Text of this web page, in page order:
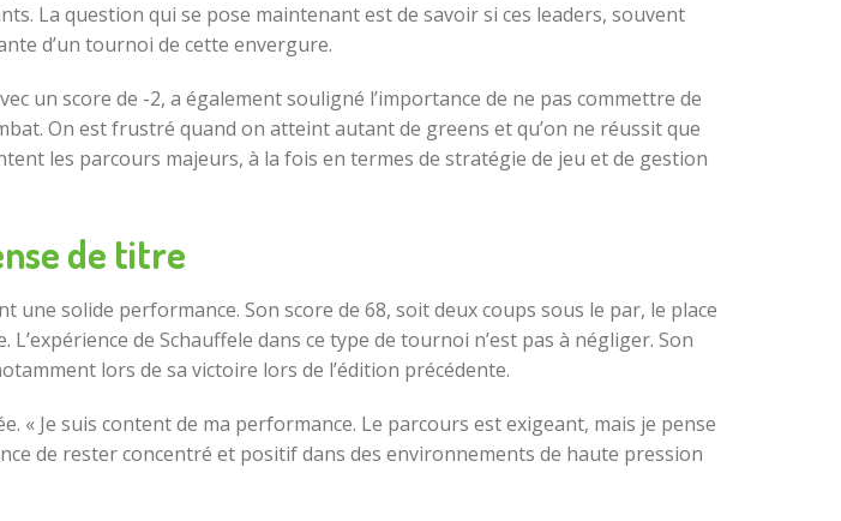
La question qui se pose maintenant est de savoir si ces leaders, souvent
d’un tournoi de cette envergure.
un score de -2, a également souligné l’importance de ne pas commettre de
On est frustré quand on atteint autant de greens et qu’on ne réussit que
les parcours majeurs, à la fois en termes de stratégie de jeu et de gestion
de titre
solide performance. Son score de 68, soit deux coups sous le par, le place
de Schauffele dans ce type de tournoi n’est pas à négliger. Son
lors de sa victoire lors de l’édition précédente.
« Je suis content de ma performance. Le parcours est exigeant, mais je pense
de rester concentré et positif dans des environnements de haute pression